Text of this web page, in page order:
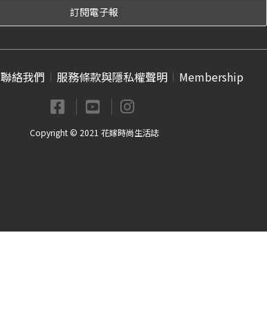
聯絡我們 服務條款與隱私權聲明 Membership
Copyright © 2021 花嫁時尚生活誌